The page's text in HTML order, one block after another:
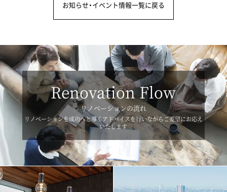
お知らせ・イベント情報一覧に戻る
Renovation Flow
リノベーションの流れ
リノベーションを成功へと導くアドバイスを行いながらご要望にお応え
いたします